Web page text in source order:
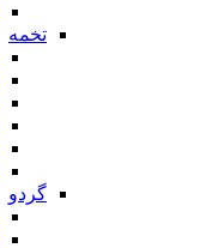
تخمه
گردو